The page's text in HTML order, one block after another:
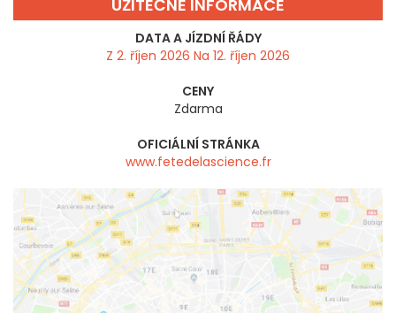
UŽITEČNÉ INFORMACE
DATA A JÍZDNÍ ŘÁDY
Z 2. říjen 2026 Na 12. říjen 2026
CENY
Zdarma
OFICIÁLNÍ STRÁNKA
www.fetedelascience.fr